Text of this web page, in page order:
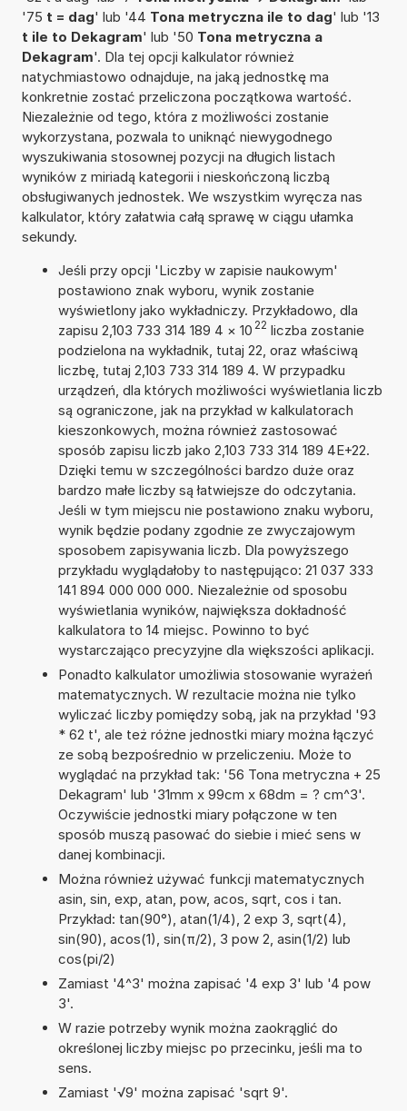
'75 t = dag' lub '44 Tona metryczna ile to dag' lub '13
t ile to Dekagram' lub '50 Tona metryczna a
Dekagram'. Dla tej opcji kalkulator również
natychmiastowo odnajduje, na jaką jednostkę ma
konkretnie zostać przeliczona początkowa wartość.
Niezależnie od tego, która z możliwości zostanie
wykorzystana, pozwala to uniknąć niewygodnego
wyszukiwania stosownej pozycji na długich listach
wyników z miriadą kategorii i nieskończoną liczbą
obsługiwanych jednostek. We wszystkim wyręcza nas
kalkulator, który załatwia całą sprawę w ciągu ułamka
sekundy.
Jeśli przy opcji 'Liczby w zapisie naukowym'
postawiono znak wyboru, wynik zostanie
wyświetlony jako wykładniczy. Przykładowo, dla
zapisu 2,103 733 314 189 4 × 10 22 liczba zostanie
podzielona na wykładnik, tutaj 22, oraz właściwą
liczbę, tutaj 2,103 733 314 189 4. W przypadku
urządzeń, dla których możliwości wyświetlania liczb
są ograniczone, jak na przykład w kalkulatorach
kieszonkowych, można również zastosować
sposób zapisu liczb jako 2,103 733 314 189 4E+22.
Dzięki temu w szczególności bardzo duże oraz
bardzo małe liczby są łatwiejsze do odczytania.
Jeśli w tym miejscu nie postawiono znaku wyboru,
wynik będzie podany zgodnie ze zwyczajowym
sposobem zapisywania liczb. Dla powyższego
przykładu wyglądałoby to następująco: 21 037 333
141 894 000 000 000. Niezależnie od sposobu
wyświetlania wyników, największa dokładność
kalkulatora to 14 miejsc. Powinno to być
wystarczająco precyzyjne dla większości aplikacji.
Ponadto kalkulator umożliwia stosowanie wyrażeń
matematycznych. W rezultacie można nie tylko
wyliczać liczby pomiędzy sobą, jak na przykład '93
* 62 t', ale też różne jednostki miary można łączyć
ze sobą bezpośrednio w przeliczeniu. Może to
wyglądać na przykład tak: '56 Tona metryczna + 25
Dekagram' lub '31mm x 99cm x 68dm = ? cm^3'.
Oczywiście jednostki miary połączone w ten
sposób muszą pasować do siebie i mieć sens w
danej kombinacji.
Można również używać funkcji matematycznych
asin, sin, exp, atan, pow, acos, sqrt, cos i tan.
Przykład: tan(90°), atan(1/4), 2 exp 3, sqrt(4),
sin(90), acos(1), sin(π/2), 3 pow 2, asin(1/2) lub
cos(pi/2)
Zamiast '4^3' można zapisać '4 exp 3' lub '4 pow
3'.
W razie potrzeby wynik można zaokrąglić do
określonej liczby miejsc po przecinku, jeśli ma to
sens.
Zamiast '√9' można zapisać 'sqrt 9'.